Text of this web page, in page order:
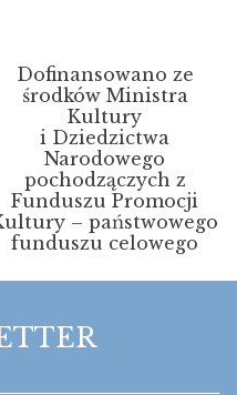
Dofinansowano ze
środków Ministra
Kultury
i Dziedzictwa
Narodowego
pochodzączych z
Funduszu Promocji
– państwowego
funduszu celowego